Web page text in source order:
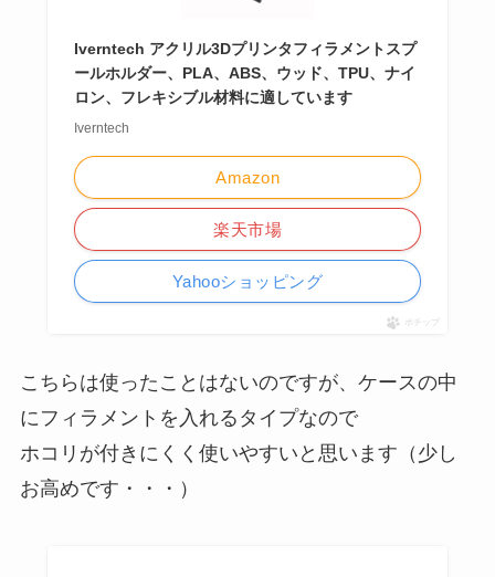
Iverntech アクリル3Dプリンタフィラメントスプ
ールホルダー、PLA、ABS、ウッド、TPU、ナイ
ロン、フレキシブル材料に適しています
Iverntech
Amazon
楽天市場
Yahooショッピング
ポチップ
こちらは使ったことはないのですが、ケースの中
にフィラメントを入れるタイプなので
ホコリが付きにくく使いやすいと思います（少し
お高めです・・・）